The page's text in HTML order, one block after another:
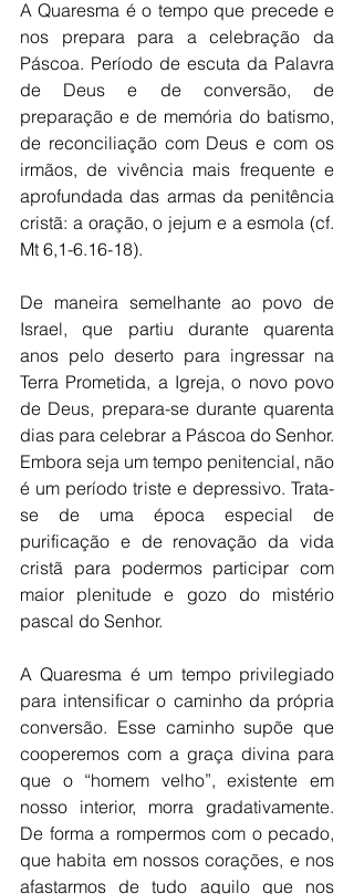
A Quaresma é o tempo que precede e
nos prepara para a celebração da
Páscoa. Período de escuta da Palavra
de Deus e de conversão, de
preparação e de memória do batismo,
de reconciliação com Deus e com os
irmãos, de vivência mais frequente e
aprofundada das armas da penitência
cristã: a oração, o jejum e a esmola (cf.
Mt 6,1-6.16-18).
De maneira semelhante ao povo de
Israel, que partiu durante quarenta
anos pelo deserto para ingressar na
Terra Prometida, a Igreja, o novo povo
de Deus, prepara-se durante quarenta
dias para celebrar a Páscoa do Senhor.
Embora seja um tempo penitencial, não
é um período triste e depressivo. Trata-
se de uma época especial de
purificação e de renovação da vida
cristã para podermos participar com
maior plenitude e gozo do mistério
pascal do Senhor.
A Quaresma é um tempo privilegiado
para intensificar o caminho da própria
conversão. Esse caminho supõe que
cooperemos com a graça divina para
que o “homem velho”, existente em
nosso interior, morra gradativamente.
De forma a rompermos com o pecado,
que habita em nossos corações, e nos
afastarmos de tudo aquilo que nos